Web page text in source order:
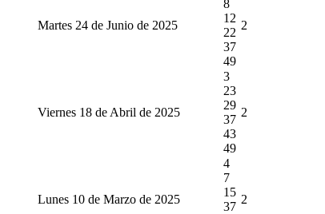
Martes 24 de Junio de 2025
8
12
22
37
49
2
Viernes 18 de Abril de 2025
3
23
29
37
43
49
2
Lunes 10 de Marzo de 2025
4
7
15
37
2